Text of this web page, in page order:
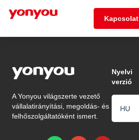
Kapcsolat
A Yonyou világszerte vezető
vállalatirányítási, megoldás- és
felhőszolgáltatóként ismert.
Nyelvi
verzió
HU
EN